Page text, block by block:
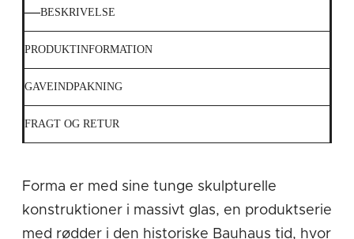
BESKRIVELSE
PRODUKTINFORMATION
GAVEINDPAKNING
FRAGT OG RETUR
Forma er med sine tunge skulpturelle
konstruktioner i massivt glas, en produktserie
med rødder i den historiske Bauhaus tid, hvor